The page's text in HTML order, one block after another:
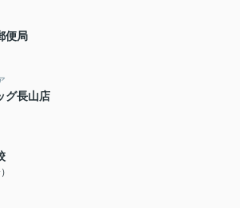
便局
グ長山店